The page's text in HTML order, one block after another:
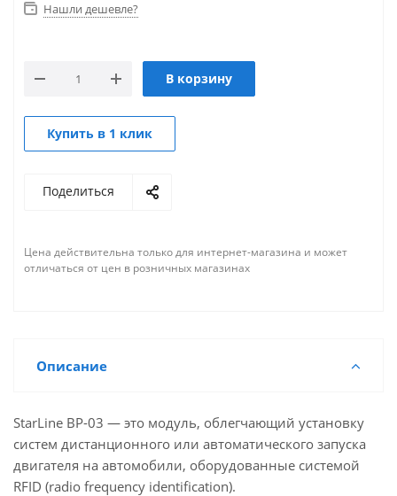
Нашли дешевле?
В корзину
Купить в 1 клик
Поделиться
Цена действительна только для интернет-магазина и может
отличаться от цен в розничных магазинах
Описание
StarLine BP-03 — это модуль, облегчающий установку
систем дистанционного или автоматического запуска
двигателя на автомобили, оборудованные системой
RFID (radio frequency identification).